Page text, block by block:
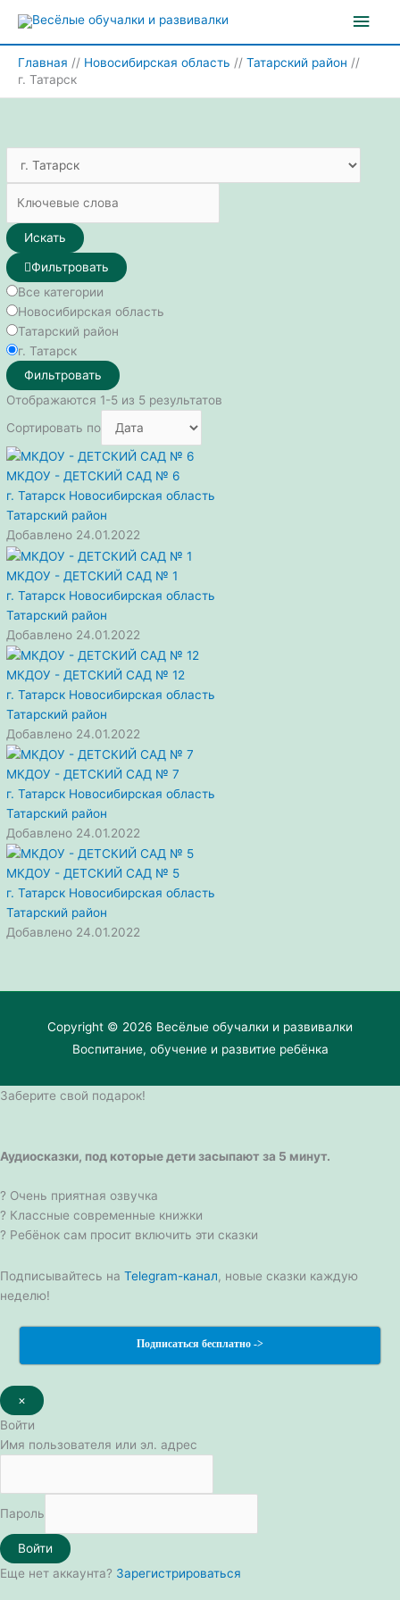
содержимому
Главная Новосибирская область
Татарский район
г. Татарск
Искать
Фильтровать
Все категории
Новосибирская область
Татарский район
г. Татарск
Фильтровать
Отображаются 1-5 из 5 результатов
Сортировать по
МКДОУ - ДЕТСКИЙ САД № 6
г. Татарск Новосибирская область
Татарский район
Добавлено 24.01.2022
МКДОУ - ДЕТСКИЙ САД № 1
г. Татарск Новосибирская область
Татарский район
Добавлено 24.01.2022
МКДОУ - ДЕТСКИЙ САД № 12
г. Татарск Новосибирская область
Татарский район
Добавлено 24.01.2022
МКДОУ - ДЕТСКИЙ САД № 7
г. Татарск Новосибирская область
Татарский район
Добавлено 24.01.2022
МКДОУ - ДЕТСКИЙ САД № 5
г. Татарск Новосибирская область
Татарский район
Добавлено 24.01.2022
Copyright © 2026 Весёлые обучалки и развивалки
Воспитание, обучение и развитие ребёнка
Заберите свой подарок!
Аудиосказки, под которые дети засыпают за 5 минут.
? Очень приятная озвучка
? Классные современные книжки
? Ребёнок сам просит включить эти сказки
Подписывайтесь на Telegram-канал, новые сказки каждую
неделю!
Подписаться бесплатно ->
×
Войти
Имя пользователя или эл. адрес
Пароль
Войти
Еще нет аккаунта? Зарегистрироваться